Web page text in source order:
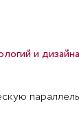
и дизайна